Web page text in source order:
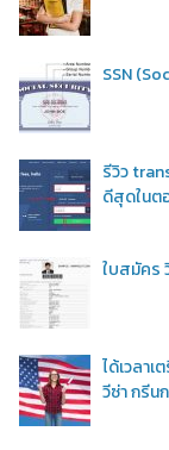
SSN
รีวิว
ดีสุดในต
ใบสมัคร
ได้เวลา
วีซ่า กรีน